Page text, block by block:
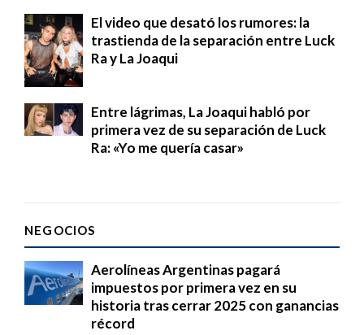
El video que desató los rumores: la
trastienda de la separación entre Luck
Ra y La Joaqui
Entre lágrimas, La Joaqui habló por
primera vez de su separación de Luck
Ra: «Yo me quería casar»
NEGOCIOS
Aerolíneas Argentinas pagará
impuestos por primera vez en su
historia tras cerrar 2025 con ganancias
récord